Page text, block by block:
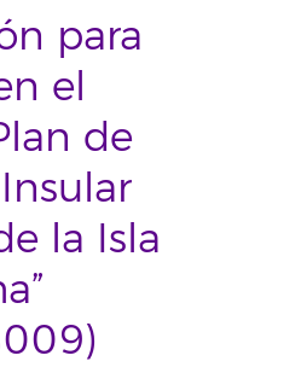
para
el
de
la Isla